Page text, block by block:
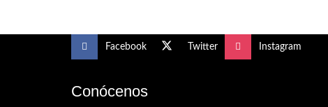
Facebook Twitter Instagram
Conócenos